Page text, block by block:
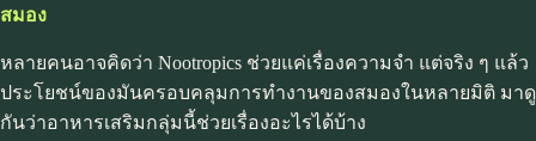
สมอง
หลายคนอาจคิดว่า Nootropics ช่วยแค่เรื่องความจำ แต่จริง ๆ แล้ว
ประโยชน์ของมันครอบคลุมการทำงานของสมองในหลายมิติ มาดู
กันว่าอาหารเสริมกลุ่มนี้ช่วยเรื่องอะไรได้บ้าง